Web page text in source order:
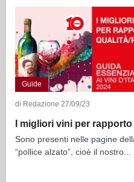
Guide
di Redazione 27/09/23
I migliori vini per
Sono presenti nelle pagine
“pollice alzato”, cioè il nostro...